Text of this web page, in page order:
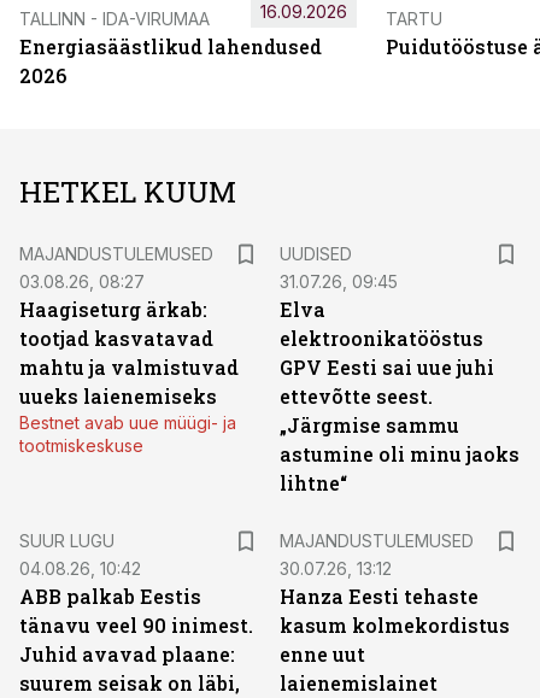
TALLINN - IDA-VIRUMAA
Energiasäästlikud lahendused
2026
16.09.2026 TARTU
Puidutööstuse
HETKEL KUUM
MAJANDUSTULEMUSED
03.08.26, 08:27
Haagiseturg ärkab:
tootjad kasvatavad
mahtu ja valmistuvad
uueks laienemiseks
Bestnet avab uue müügi- ja
tootmiskeskuse
UUDISED
31.07.26, 09:45
Elva
elektroonikatööstus
GPV Eesti sai uue juhi
ettevõtte seest.
„Järgmise sammu
astumine oli minu jaoks
lihtne“
SUUR LUGU
04.08.26, 10:42
ABB palkab Eestis
tänavu veel 90 inimest.
Juhid avavad plaane:
suurem seisak on läbi,
MAJANDUSTULEMUSED
30.07.26, 13:12
Hanza Eesti tehaste
kasum kolmekordistus
enne uut
laienemislainet